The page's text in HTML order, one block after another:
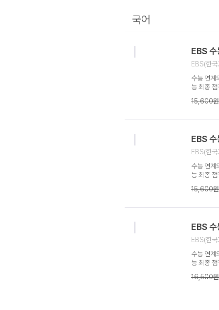
국어
EBS
EBS(한
수능 연계
능 최종
분 제공으
법을 제시
15,600원
EBS
EBS(한
수능 연계
능 최종
분 제공으
법을 제시
15,600원
EBS
EBS(한
수능 연계
능 최종
분 제공으
16,500원